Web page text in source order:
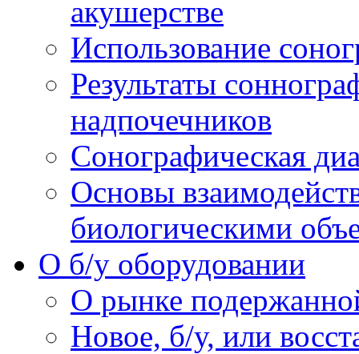
акушерстве
Использование
Результаты
надпочечников
Сонографическая
Основы
биологическими
O б/у оборудовании
О рынке
Новое, б/у, или